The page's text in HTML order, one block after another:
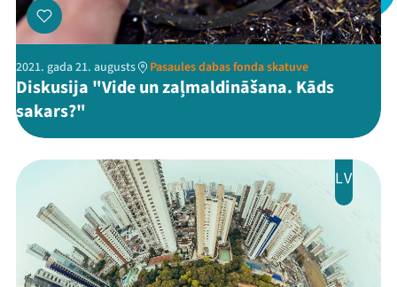
Mana programma
2021. gada 21. augusts Pasaules dabas fonda skatuve
Diskusija "Vide un zaļmaldināšana. Kāds
sakars?"
LV